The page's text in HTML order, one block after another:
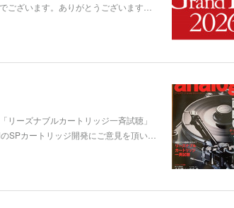
ございます。ありがとうございます…
ーズナブルカートリッジ一斉試聴」
SPカートリッジ開発にご意見を頂い…